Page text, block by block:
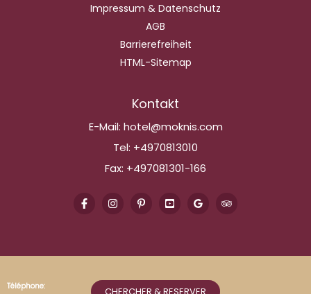
Impressum & Datenschutz
AGB
Barrierefreiheit
HTML-Sitemap
Kontakt
E-Mail: hotel@moknis.com
Tel: +4970813010
Fax: +497081301-166
Téléphone: